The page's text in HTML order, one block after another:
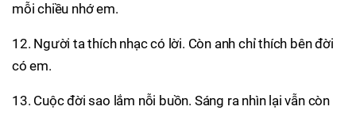
mỗi chiều nhớ em.
12. Người ta thích nhạc có lời. Còn anh chỉ thích bên đời
có em.
13. Cuộc đời sao lắm nỗi buồn. Sáng ra nhìn lại vẫn còn